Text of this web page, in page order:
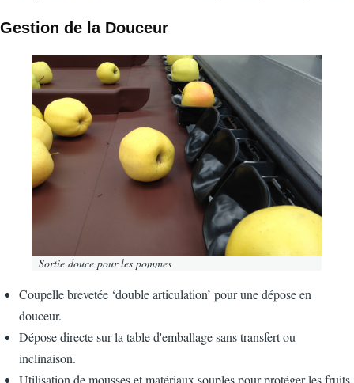
Gestion de la Douceur
Image
Sortie douce pour les pommes
Coupelle brevetée ‘double articulation’ pour une dépose en
douceur.
Dépose directe sur la table d'emballage sans transfert ou
inclinaison.
Utilisation de mousses et matériaux souples pour protéger les fruits.